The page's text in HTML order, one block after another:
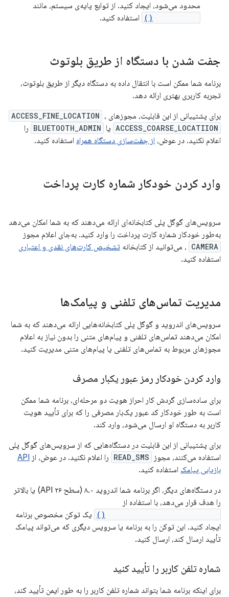
محدود می‌شود، ایجاد کنید. از توابع پایه‌ی سیستم، مانند
استفاده کنید.
جفت شدن با دستگاه از طریق بلوتوث
برنامه شما ممکن است با انتقال داده به دستگاه دیگر از طریق بلوتوث،
تجربه کاربری بهتری ارائه دهد.
برای پشتیبانی از این قابلیت، مجوزهای
ACCESS_FINE_LOCATION ،
ACCESS_COARSE_LOCATIION یا BLUETOOTH_ADMIN را
اعلام نکنید. در عوض، از جفت‌سازی دستگاه همراه استفاده کنید.
وارد کردن خودکار شماره کارت پرداخت
سرویس‌های گوگل پلی کتابخانه‌ای ارائه می‌دهند که به شما امکان می‌دهد
به‌طور خودکار شماره کارت پرداخت را وارد کنید. به‌جای اعلام مجوز
CAMERA ، می‌توانید از کتابخانه تشخیص کارت‌های نقدی و اعتباری
استفاده کنید.
مدیریت تماس‌های تلفنی و پیامک‌ها
سرویس‌های اندروید و گوگل پلی کتابخانه‌هایی ارائه می‌دهند که به شما
امکان می‌دهند تماس‌های تلفنی و پیام‌های متنی را بدون نیاز به اعلام
مجوزهای مربوط به تماس‌های تلفنی یا پیام‌های متنی مدیریت کنید.
وارد کردن خودکار رمز عبور یکبار مصرف
برای ساده‌سازی گردش کار احراز هویت دو مرحله‌ای، برنامه شما ممکن
است به طور خودکار کد عبور یک‌بار مصرفی را که برای تأیید هویت
کاربر به دستگاه او ارسال می‌شود، وارد کند.
برای پشتیبانی از این قابلیت در دستگاه‌هایی که از سرویس‌های گوگل پلی
استفاده می‌کنند، مجوز
READ_SMS را اعلام نکنید. در عوض، از API
بازیابی پیامک استفاده کنید.
در دستگاه‌های دیگر، اگر برنامه شما اندروید ۸.۰ (سطح API ۲۶) یا بالاتر
را هدف قرار می‌دهد، با استفاده از
یک توکن مخصوص برنامه
ایجاد کنید. این توکن را به برنامه یا سرویس دیگری که می‌تواند پیامک
تأیید ارسال کند، ارسال کنید.
شماره تلفن کاربر را تأیید کنید
برای اینکه برنامه شما بتواند شماره تلفن کاربر را به طور ایمن تأیید کند،